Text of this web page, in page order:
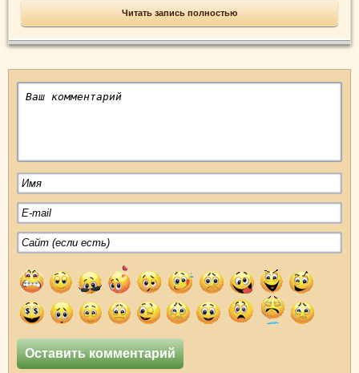
Читать запись полностью